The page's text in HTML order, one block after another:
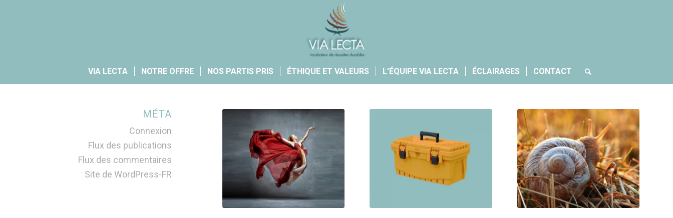
VIA LECTA NOTRE OFFRE NOS PARTIS PRIS ÉTHIQUE ET VALEURS L’ÉQUIPE VIA LECTA ÉCLAIRAGES CONTACT
MÉTA
Connexion
Flux des publications
Flux des commentaires
Site de WordPress-FR